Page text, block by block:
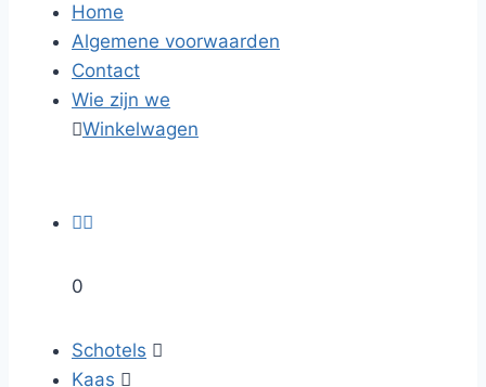
Home
Algemene voorwaarden
Contact
Wie zijn we
Winkelwagen

0
Schotels 
Kaas 